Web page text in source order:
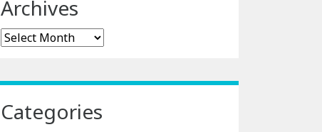
Archives
Archives
Categories